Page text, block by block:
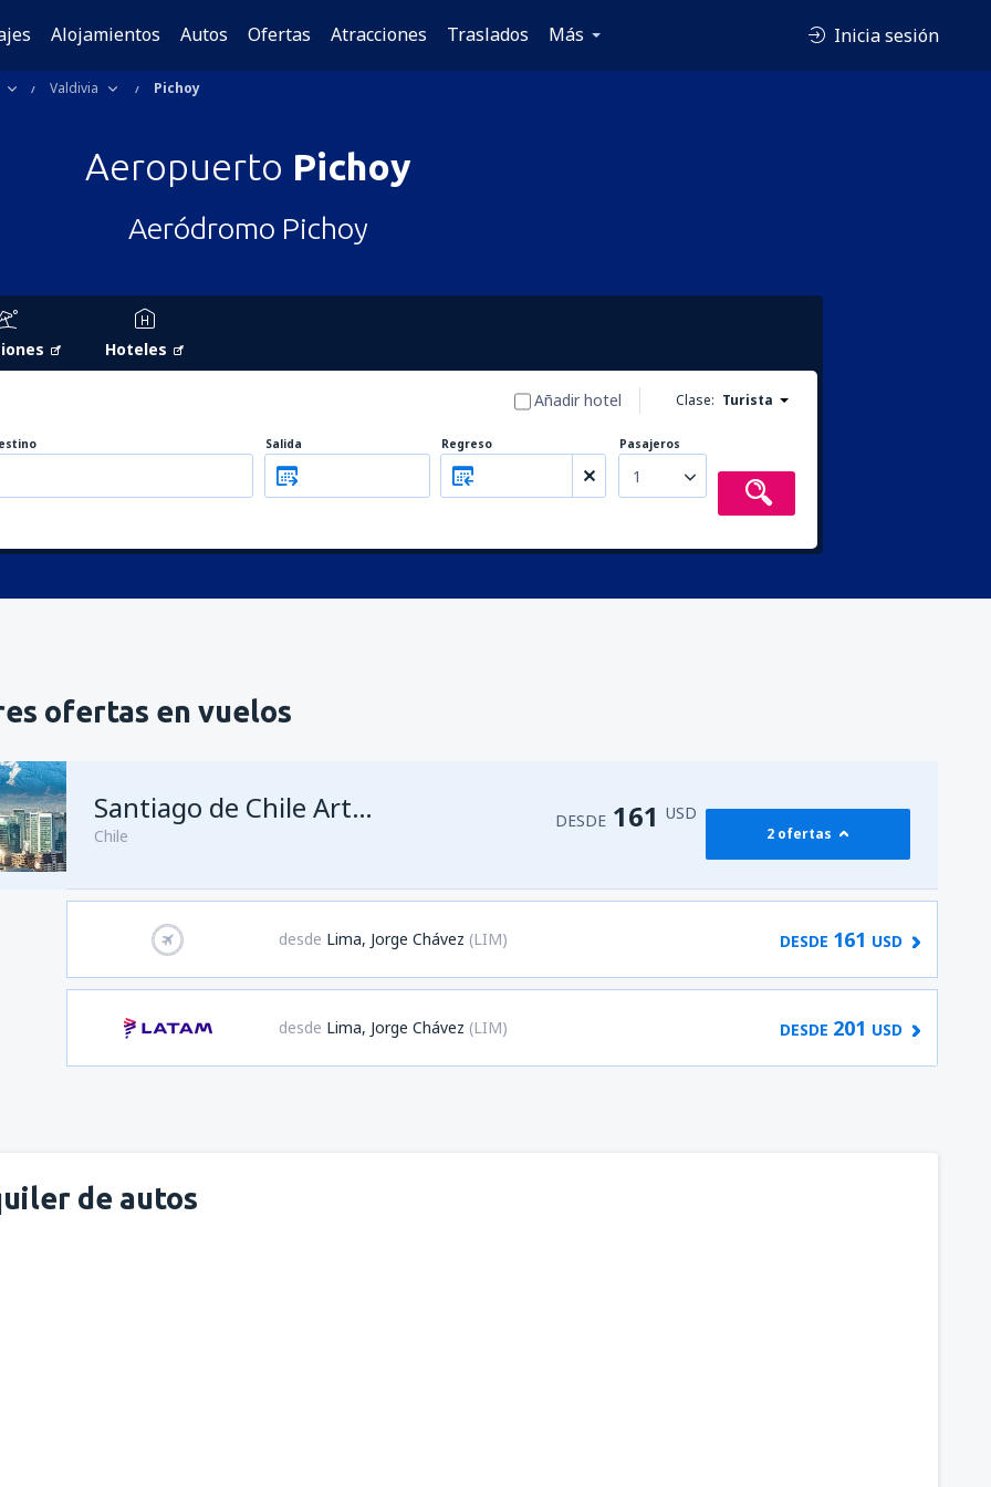
Alojamientos Autos Ofertas Atracciones Traslados Más Inicia sesión
Valdivia Pichoy
Aeropuerto Pichoy
Aeródromo Pichoy
Hoteles
Clase: Turista
Añadir hotel
Salida Regreso Pasajeros
1
ofertas en vuelos
Santiago de Chile Arturo Merino Benítez
Chile
DESDE 161 USD
2 ofertas
desde Lima, Jorge Chávez (LIM) DESDE 161 USD
desde Lima, Jorge Chávez (LIM) DESDE 201 USD
de autos